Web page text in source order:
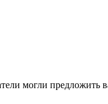
могли предложить